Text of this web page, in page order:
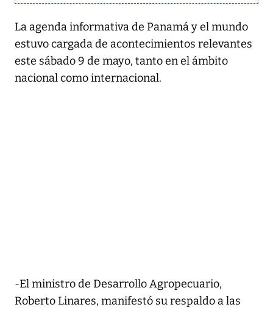
La agenda informativa de Panamá y el mundo
estuvo cargada de acontecimientos relevantes
este sábado 9 de mayo, tanto en el ámbito
nacional como internacional.
-El ministro de Desarrollo Agropecuario,
Roberto Linares, manifestó su respaldo a las